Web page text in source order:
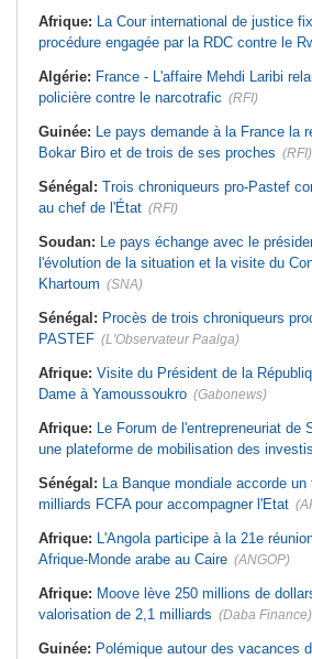
Afrique: La Cour international de justice
procédure engagée par la RDC contre le
Algérie: France - L'affaire Mehdi Laribi
policière contre le narcotrafic (RFI)
Guinée: Le pays demande à la France la
Bokar Biro et de trois de ses proches (RFI)
Sénégal: Trois chroniqueurs pro-Pastef
au chef de l'État (RFI)
Soudan: Le pays échange avec le
l'évolution de la situation et la visite du
Khartoum (SNA)
Sénégal: Procès de trois chroniqueurs
PASTEF (L'Observateur Paalga)
Afrique: Visite du Président de la
Dame à Yamoussoukro (Gabonews)
Afrique: Le Forum de l'entrepreneuriat de
une plateforme de mobilisation des
Sénégal: La Banque mondiale accorde
milliards FCFA pour accompagner l'Etat
Afrique: L'Angola participe à la 21e
Afrique-Monde arabe au Caire (ANGOP)
Afrique: Moove lève 250 millions de
valorisation de 2,1 milliards (Daba Finance)
Guinée: Polémique autour des vacances